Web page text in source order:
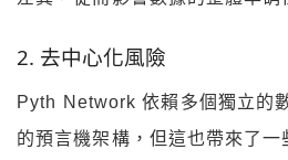
2. 去中心化風險
Pyth Network 依賴多個獨立的
的預言機架構，但這也帶來了